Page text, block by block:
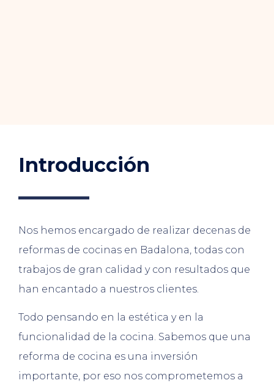
Introducción
Nos hemos encargado de realizar decenas de
reformas de cocinas en Badalona, todas con
trabajos de gran calidad y con resultados que
han encantado a nuestros clientes.
Todo pensando en la estética y en la
funcionalidad de la cocina. Sabemos que una
reforma de cocina es una inversión
importante, por eso nos comprometemos a